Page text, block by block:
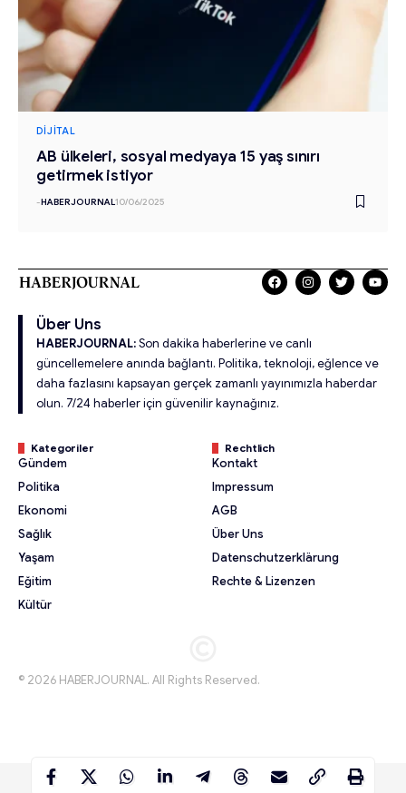
DIJITAL
AB ülkeleri, sosyal medyaya 15 yaş sınırı
getirmek istiyor
-HABERJOURNAL10/06/2025
Über Uns
HABERJOURNAL:Son dakika haberlerine ve canlı
güncellemelere anında bağlantı. Politika, teknoloji, eğlence ve
daha fazlasını kapsayan gerçek zamanlı yayınımızla haberdar
olun. 7/24 haberler için güvenilir kaynağınız.
Kategoriler
Gündem
Politika
Ekonomi
Sağlık
Yaşam
Eğitim
Kültür
Rechtlich
Kontakt
Impressum
AGB
Über Uns
Datenschutzerklärung
Rechte & Lizenzen
© 2026 HABERJOURNAL. All Rights Reserved.
© 2026 HABERJOURNAL. All Rights Reserved.